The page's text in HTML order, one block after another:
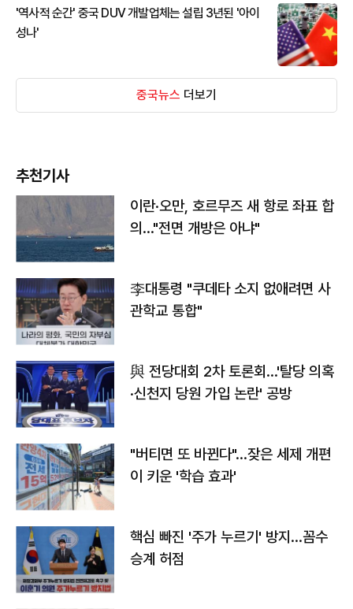
'역사적 순간' 중국 DUV 개발업체는 설립 3년된 '아이
성나'
중국뉴스 더보기
추천기사
이란·오만, 호르무즈 새 항로 좌표 합
의…"전면 개방은 아냐"
李대통령 "쿠데타 소지 없애려면 사
관학교 통합"
與 전당대회 2차 토론회…'탈당 의혹
·신천지 당원 가입 논란' 공방
"버티면 또 바뀐다"…잦은 세제 개편
이 키운 '학습 효과'
핵심 빠진 '주가 누르기' 방지…꼼수
승계 허점